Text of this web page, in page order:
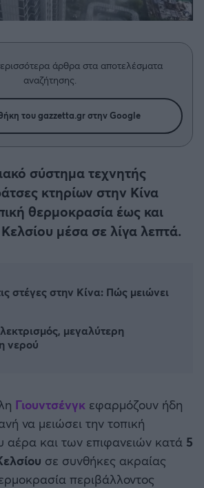
Αθηνών
άρθρα στα αποτελέσματα
αναζήτησης.
του gazzetta.gr στην Google
σύστημα τεχνητής
κτηρίων στην Κίνα
θερμοκρασία έως και
μέσα σε λίγα λεπτά.
στέγες στην Κίνα: Πώς μειώνει
μεγαλύτερη
νερού
Γιουντσένγκ εφαρμόζουν ήδη
να μειώσει την τοπική
αέρα και των επιφανειών κατά 5
σε συνθήκες ακραίας
περιβάλλοντος